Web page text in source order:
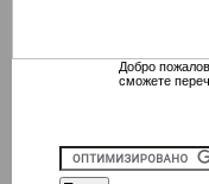
Добро
сможете